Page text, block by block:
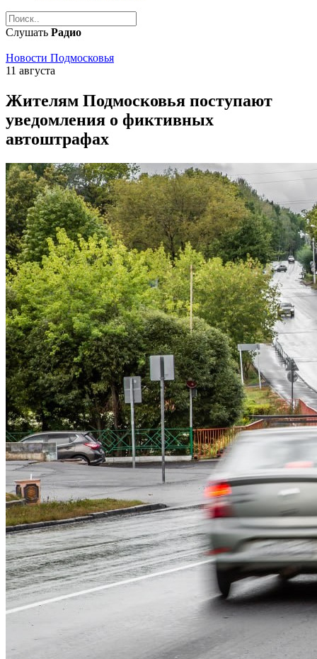
Слушать Радио
Новости Подмосковья
11 августа
Жителям Подмосковья поступают
уведомления о фиктивных
автоштрафах